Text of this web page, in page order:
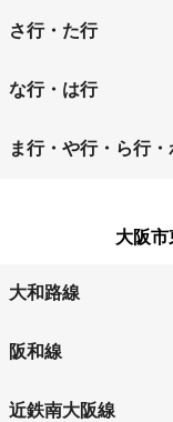
池田市
泉佐野市
大阪市阿倍野区
大阪市北区
さ行・た行
堺市
堺市堺区
四條畷市
摂津市
な行・は行
寝屋川市
ま行・や行・ら行
箕面市
八尾市
大阪
大和路線
東部市場前
阪和線
南田辺
近鉄南大阪線